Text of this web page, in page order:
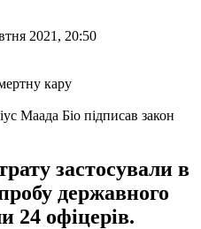
2021, 20:50
Маада Біо підписав закон
застосували в
державного
24 офіцерів.